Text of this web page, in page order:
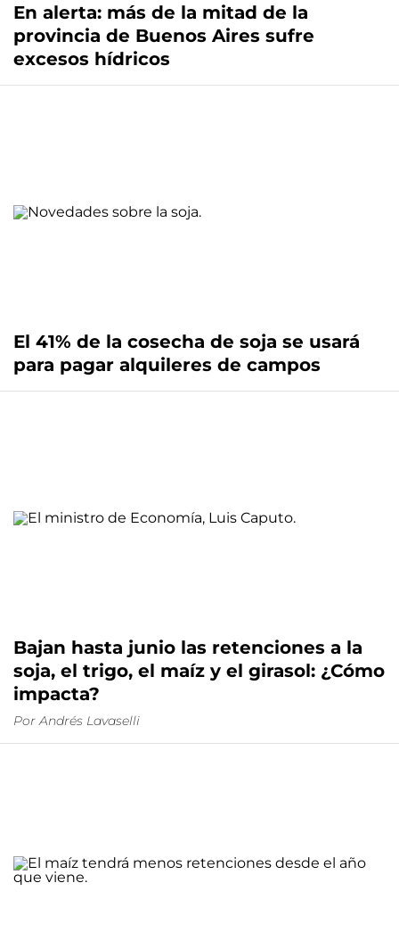
En alerta: más de la mitad de la
provincia de Buenos Aires sufre
excesos hídricos
El 41% de la cosecha de soja se usará
para pagar alquileres de campos
Bajan hasta junio las retenciones a la
soja, el trigo, el maíz y el girasol: ¿Cómo
impacta?
Por Andrés Lavaselli